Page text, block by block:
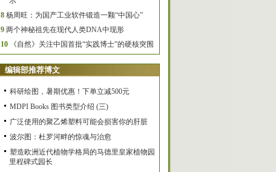
8 杨周旺：为国产工业软件锻造一颗“中国心”
9 两个神秘祖先在现代人类DNA中现形
10
《自然》关注中国首批“实践博士”的硬核突围
编辑部推荐博文
科研绘图，暑期优惠！下单立减500元
MDPI Books 图书类型介绍 (三)
广泛使用的聚乙烯塑料可能会损害你的肝脏
波尔图：杜罗河畔的惊魂与治愈
塑造欧洲近代植物学格局的马德里皇家植物园
里程碑式园长